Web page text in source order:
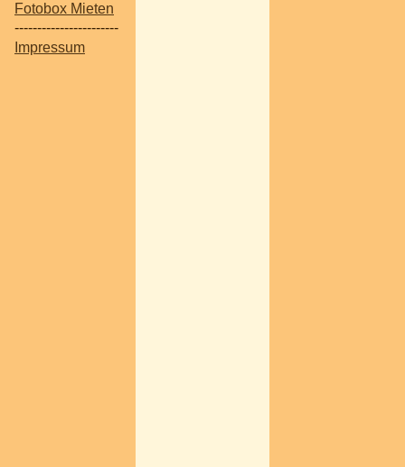
Fotobox Mieten
-----------------------
Impressum